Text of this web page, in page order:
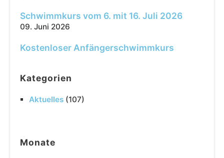
Schwimmkurs vom 6. mit 16. Juli 2026
09. Juni 2026
Kostenloser Anfängerschwimmkurs
Kategorien
Aktuelles (107)
Monate